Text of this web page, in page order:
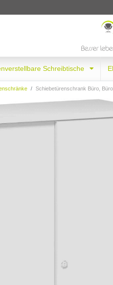
Schreibtische
Schiebetürenschrank Büro, Büroschrank aus